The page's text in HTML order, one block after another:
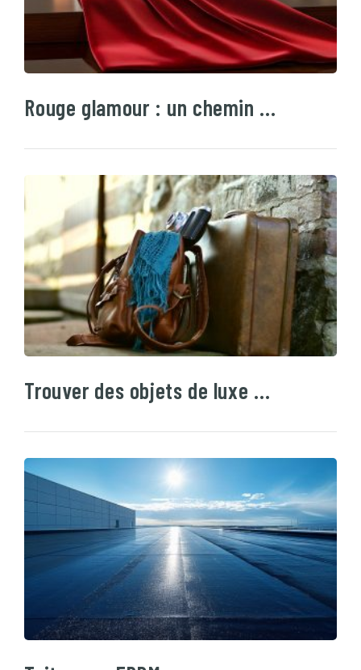
Rouge glamour : un chemin …
Trouver des objets de luxe …